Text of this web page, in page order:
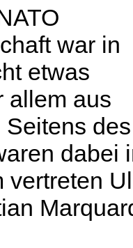
war in
etwas
allem aus
dabei
vertreten